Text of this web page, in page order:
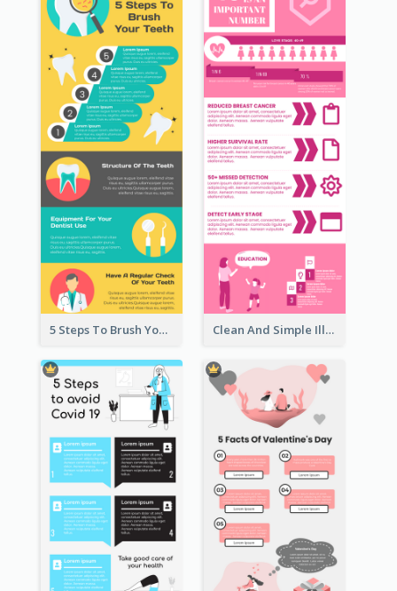
5 Steps To Brush Your Teeth Infographic Clean And Simple Illustrated Infographics Design